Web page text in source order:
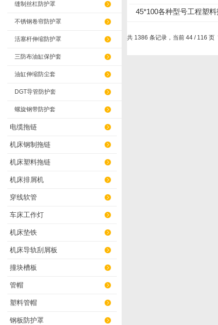
缝制丝杠防护罩
不锈钢卷帘防护罩
活塞杆伸缩防护罩
三防布油缸保护套
油缸伸缩防尘套
DGT导管防护套
螺旋钢带防护套
电缆拖链
机床钢制拖链
机床塑料拖链
机床排屑机
穿线软管
车床工作灯
机床垫铁
机床导轨刮屑板
撞块槽板
管帽
塑料管帽
钢板防护罩
45*100各种型号工程塑
共 1386 条记录，当前 44 / 116 页